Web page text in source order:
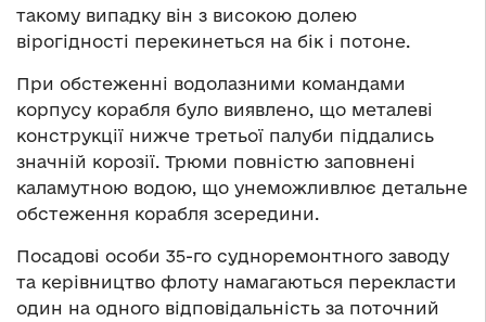
такому випадку він з високою долею
вірогідності перекинеться на бік і потоне.
При обстеженні водолазними командами
корпусу корабля було виявлено, що металеві
конструкції нижче третьої палуби піддались
значній корозії. Трюми повністю заповнені
каламутною водою, що унеможливлює детальне
обстеження корабля зсередини.
Посадові особи 35-го судноремонтного заводу
та керівництво флоту намагаються перекласти
один на одного відповідальність за поточний